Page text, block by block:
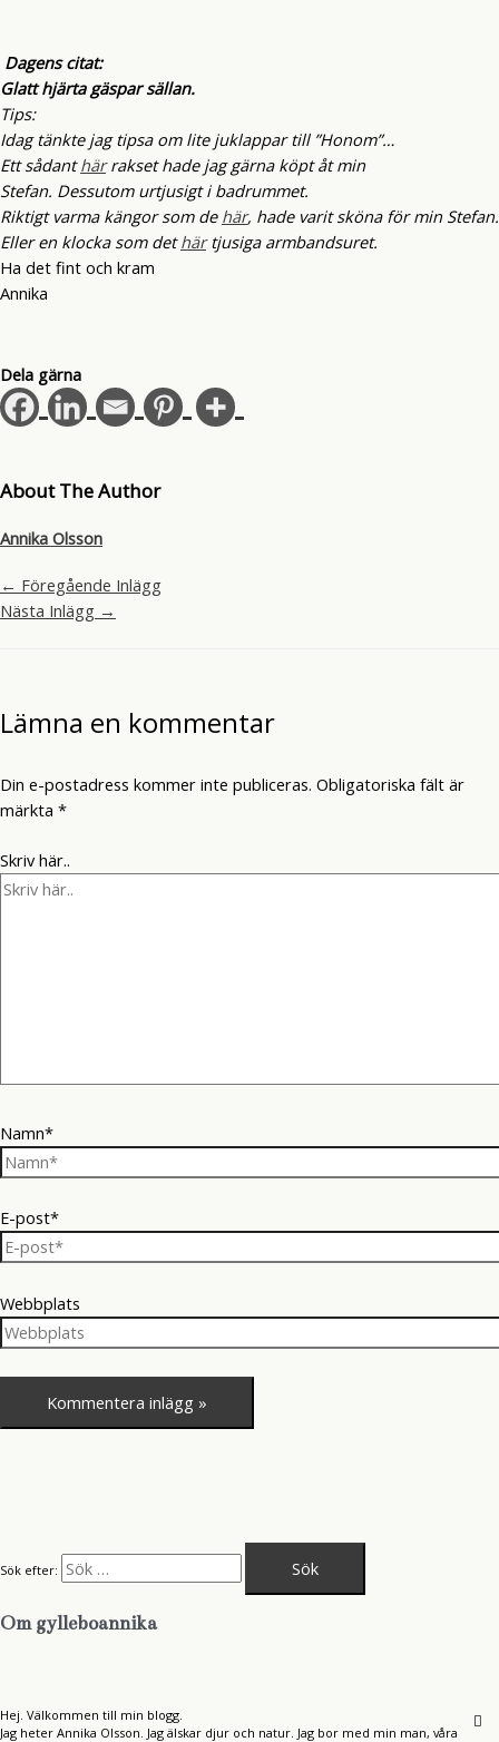
Dagens citat:
Glatt hjärta gäspar sällan.
Tips:
Idag tänkte jag tipsa om lite juklappar till ”Honom”…
Ett sådanthärrakset hade jag gärna köpt åt min
Stefan. Dessutom urtjusigt i badrummet.
Riktigt varma kängor som de här, hade varit sköna för min Stefan.
Eller en klocka som dethärtjusiga armbandsuret.
Ha det fint och kram
Annika
Dela gärna
About The Author
Annika Olsson
← Föregående Inlägg
Nästa Inlägg →
Lämna en kommentar
Din e-postadress kommer inte publiceras. Obligatoriska fält är
märkta *
Skriv här..
Namn*
E-post*
Webbplats
Sök efter:
Om gylleboannika
Hej. Välkommen till min blogg.
Jag heter Annika Olsson. Jag älskar djur och natur. Jag bor med min man, våra